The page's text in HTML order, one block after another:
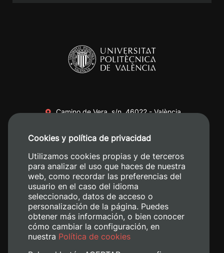
Camino de Vera, s/n. 46022 - València
+34 620 04 00 50
Cookies y política de privacidad
Utilizamos cookies propias y de terceros
para analizar el uso que haces de nuestra
web, como recordar las preferencias del
usuario en el caso del idioma
seleccionado, datos de acceso o
personalización de la página. Puedes
obtener más información, o bien conocer
cómo cambiar la configuración, en
nuestra Política de cookies